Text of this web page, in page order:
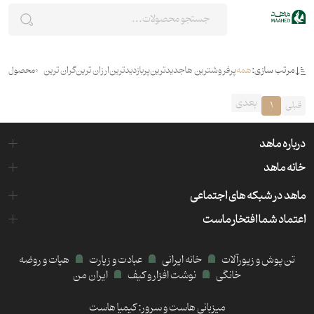
مرتب سازی:همهپرفروشترین هاجدیدترینپربازدیدترینارزان ترینگران ترین 0محصول
قبلی 1 بعدی
درباره ماهد
خانه ماهد
ماهد در شبکه های اجتماعی
اعتماد شما افتخار ماست
تن پوش و زیورآلات خانه ایرانی عبادت و زیارت
هیات و روضه
خانگی
نوشت افزار و کیف
ایران من
میزبانی هاست و سرور:کیمیا هاست